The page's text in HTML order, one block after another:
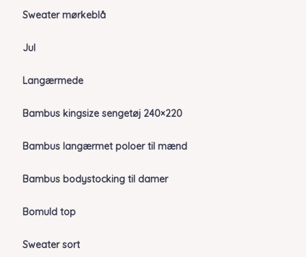
Sweater mørkeblå
Jul
Langærmede
Bambus kingsize sengetøj 240×220
Bambus langærmet poloer til mænd
Bambus bodystocking til damer
Bomuld top
Sweater sort